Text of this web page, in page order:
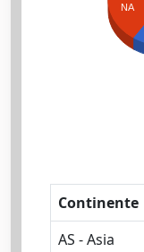
NA
Continente
AS - Asia